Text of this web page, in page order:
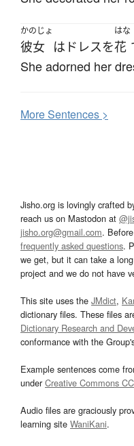
かのじょ
彼女 は ドレスを
はな
花
She adorned her
MoreSentences >
Jisho.org is lovingly crafted
reach us on Mastodon at
jisho.org@gmail.com.
frequently asked questions.
we get, but it can take a
project and we do not have
This site uses the JMdict,
dictionary files. These files
Dictionary Research and
conformance with the
Example sentences come
underCreative Commons
Audio files are graciously
learning site WaniKani.